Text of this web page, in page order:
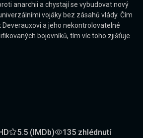
anarchii a chystají se vybudovat nový
vojáky bez zásahů vlády. Čím
Deverauxovi a jeho nekontrolovatelné
bojovníků, tím víc toho zjišťuje
5.5 (IMDb) 135 zhlédnutí